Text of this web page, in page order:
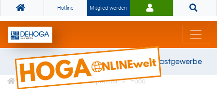
Hotline Mitglied werden
Gemeinsam stark für das Gastgewerbe
DEHOGA Kooperationspartner Food